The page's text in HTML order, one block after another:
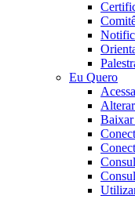
Eu Quero
Baixar